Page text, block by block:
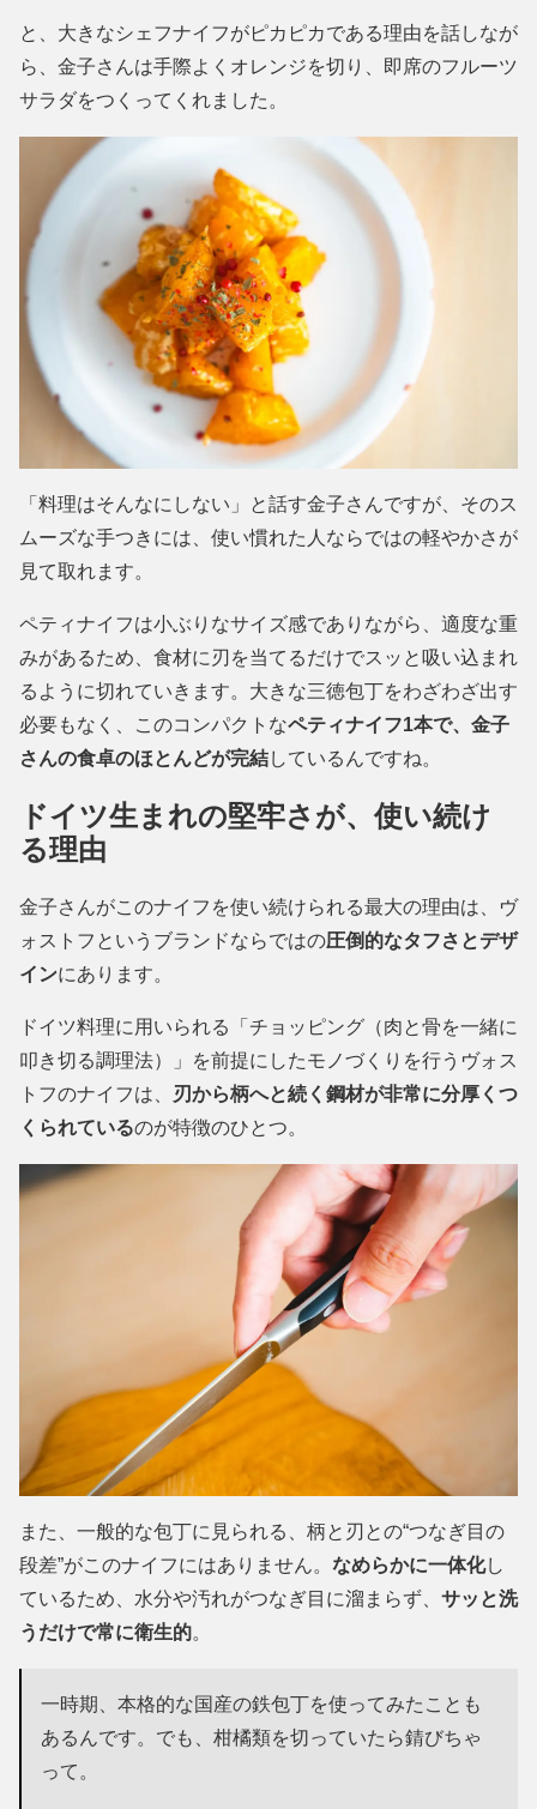
と、大きなシェフナイフがピカピカである理由を話しなが
ら、金子さんは手際よくオレンジを切り、即席のフルーツ
サラダをつくってくれました。
「料理はそんなにしない」と話す金子さんですが、そのス
ムーズな手つきには、使い慣れた人ならではの軽やかさが
見て取れます。
ペティナイフは小ぶりなサイズ感でありながら、適度な重
みがあるため、食材に刃を当てるだけでスッと吸い込まれ
るように切れていきます。大きな三徳包丁をわざわざ出す
必要もなく、このコンパクトなペティナイフ1本で、金子
さんの食卓のほとんどが完結しているんですね。
ドイツ生まれの堅牢さが、使い続け
る理由
金子さんがこのナイフを使い続けられる最大の理由は、ヴ
ォストフというブランドならではの圧倒的なタフさとデザ
インにあります。
ドイツ料理に用いられる「チョッピング（肉と骨を一緒に
叩き切る調理法）」を前提にしたモノづくりを行うヴォス
トフのナイフは、
刃から柄へと続く鋼材が非常に分厚くつ
くられているのが特徴のひとつ。
また、一般的な包丁に見られる、柄と刃との“つなぎ目の
段差”がこのナイフにはありません。 なめらかに一体化し
ているため、水分や汚れがつなぎ目に溜まらず、 サッと洗
うだけで常に衛生的。
一時期、本格的な国産の鉄包丁を使ってみたことも
あるんです。でも、柑橘類を切っていたら錆びちゃ
って。